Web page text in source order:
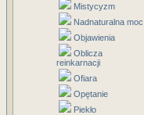
Mistycyzm
Nadnaturalna moc
Objawienia
Oblicza
reinkarnacji
Ofiara
Opętanie
Piekło